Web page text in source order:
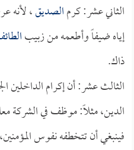
الثاني عشر: كرمالصديق، لأنه
إياه ضيفاً وأطعمه من زبيب
ذاك.
الثالث عشر: أن إكرام الداخلين
الدين، مثلاً: موظف في الشركة
فينبغي أن تتخطفه نفوس